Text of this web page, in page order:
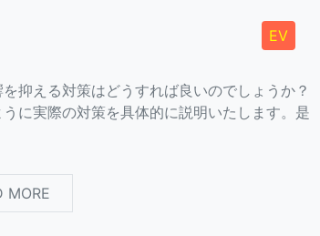
EV
抑える対策はどうすれば良いのでしょうか？
に実際の対策を具体的に説明いたします。是
MORE